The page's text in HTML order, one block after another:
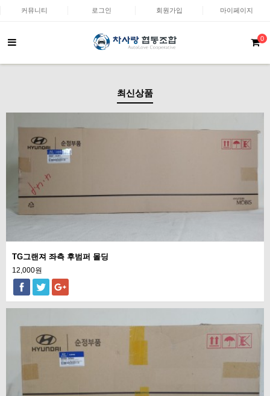
커뮤니티 로그인 회원가입 마이페이지
0
최신상품
TG그랜져 좌측 후범퍼 몰딩
12,000원